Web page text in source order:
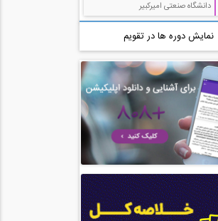
دانشگاه صنعتی امیرکبیر
نمایش دوره ها در تقویم